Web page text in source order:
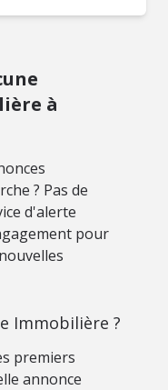
à
? Pas de
d'alerte
pour
Immobilière ?
premiers
annonce